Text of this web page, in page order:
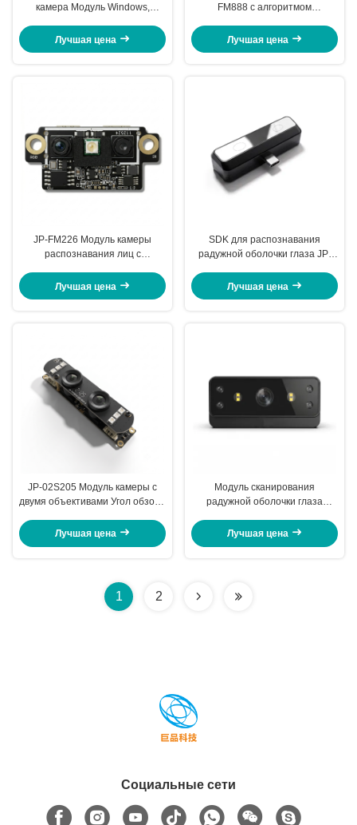
камера Модуль Windows,
Лучшая цена
FM888 с алгоритмом
Лучшая цена
JP-FM226 Модуль камеры
распознавания лиц с
Лучшая цена
SDK для распознавания
радужной оболочки глаза JP-
<0,001%, FRR <1%, DC 5V,
автофокус
Лучшая цена
JP-02S205 Модуль камеры с
двумя объективами Угол обзора
Лучшая цена
Модуль сканирования
радужной оболочки глаза
форматы изображений
радужной оболочки глаза K1,
Лучшая цена
1 2
Социальные сети